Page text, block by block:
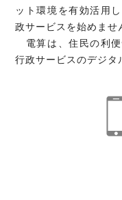
ット環境を有効活用
政サービスを始めませ
電算は、住民の利便
行政サービスのデジタ